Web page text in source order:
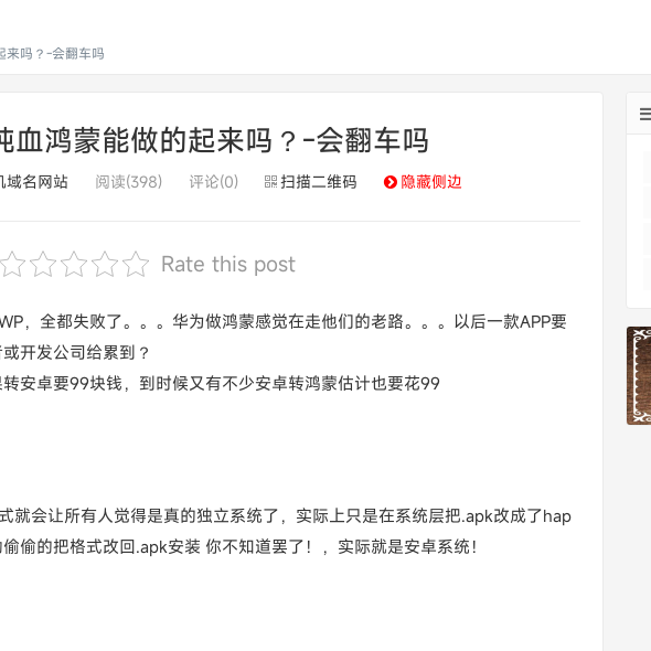
来吗？-会翻车吗
血鸿蒙能做的起来吗？-会翻车吗
域名网站 阅读(398) 评论(0) 扫描二维码 隐藏侧边
Rate this post
，全都失败了。。。华为做鸿蒙感觉在走他们的老路。。。以后一款APP要
开发公司给累到？
安卓要99块钱，到时候又有不少安卓转鸿蒙估计也要花99
就会让所有人觉得是真的独立系统了，实际上只是在系统层把.apk改成了hap
偷的把格式改回.apk安装 你不知道罢了！，实际就是安卓系统！